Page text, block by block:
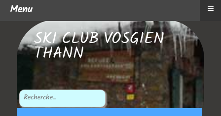
SKI CLUB VOSGIEN
THANN
Menu ≡